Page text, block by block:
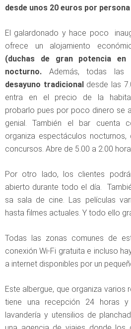
desde unos 20 euros por
El galardonado y hace poco
ofrece un alojamiento
(duchas de gran potencia
nocturno. Además, todas las
desayuno tradicionaldesde las
entra en el precio de la
probarlo pues por poco dinero se
genial. También el bar cuenta
organiza espectáculos
concursos. Abre de 5.00 a 2.00
Por otro lado, los clientes
abierto durante todo el día.
sa sala de cine. Las películas
hasta filmes actuales. Y todo ello
Todas las zonas comunes de
conexión Wi-Fi gratuita e incluso
a internet disponibles por un
Este albergue, que organiza varios
tiene una recepción 24 horas
lavandería y utensilios de